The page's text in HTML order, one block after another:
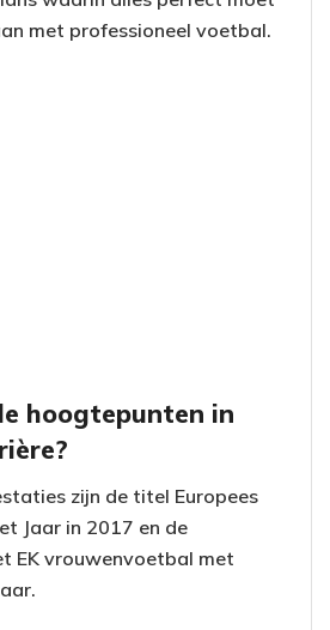
met professioneel voetbal.
hoogtepunten in
zijn de titel Europees
Jaar in 2017 en de
EK vrouwenvoetbal met